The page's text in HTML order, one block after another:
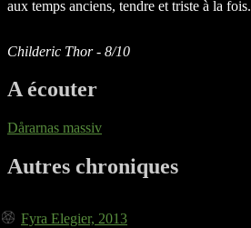
aux temps anciens, tendre et triste à la fois.
Childeric Thor - 8/10
A écouter
Dårarnas massiv
Autres chroniques
Fyra Elegier, 2013